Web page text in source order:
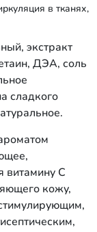
в тканях,
экстракт
ДЭА, соль
сладкого
витамину С
кожу,